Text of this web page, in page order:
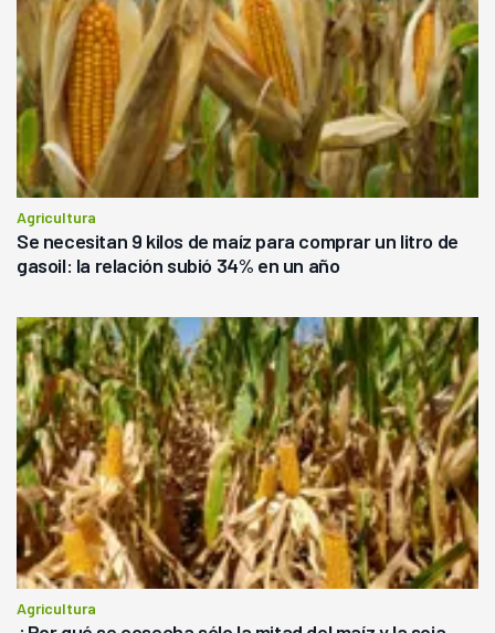
Agricultura
Se necesitan 9 kilos de maíz para comprar un litro de
gasoil: la relación subió 34% en un año
Agricultura